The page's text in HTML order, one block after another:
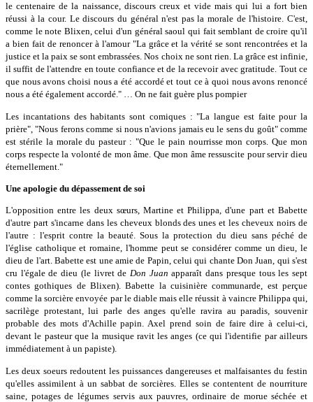
le centenaire de la naissance, discours creux et vide mais qui lui a fort bien
réussi à la cour. Le discours du général n'est pas la morale de l'histoire. C'est,
comme le note Blixen, celui d'un général saoul qui fait semblant de croire qu'il
a bien fait de renoncer à l'amour "La grâce et la vérité se sont rencontrées et la
justice et la paix se sont embrassées. Nos choix ne sont rien. La grâce est infinie,
il suffit de l'attendre en toute confiance et de la recevoir avec gratitude. Tout ce
que nous avons choisi nous a été accordé et tout ce à quoi nous avons renoncé
nous a été également accordé." … On ne fait guère plus pompier
Les incantations des habitants sont comiques : "La langue est faite pour la
prière", "Nous ferons comme si nous n'avions jamais eu le sens du goût" comme
est stérile la morale du pasteur : "Que le pain nourrisse mon corps. Que mon
corps respecte la volonté de mon âme. Que mon âme ressuscite pour servir dieu
éternellement."
Une apologie du dépassement de soi
L'opposition entre les deux sœurs, Martine et Philippa, d'une part et Babette
d'autre part s'incarne dans les cheveux blonds des unes et les cheveux noirs de
l'autre : l'esprit contre la beauté. Sous la protection du dieu sans péché de
l'église catholique et romaine, l'homme peut se considérer comme un dieu, le
dieu de l'art. Babette est une amie de Papin, celui qui chante Don Juan, qui s'est
cru l'égale de dieu (le livret de Don Juan apparaît dans presque tous les sept
contes gothiques de Blixen). Babette la cuisinière communarde, est perçue
comme la sorcière envoyée par le diable mais elle réussit à vaincre Philippa qui,
sacrilège protestant, lui parle des anges qu'elle ravira au paradis, souvenir
probable des mots d'Achille papin. Axel prend soin de faire dire à celui-ci,
devant le pasteur que la musique ravit les anges (ce qui l'identifie par ailleurs
immédiatement à un papiste).
Les deux soeurs redoutent les puissances dangereuses et malfaisantes du festin
qu'elles assimilent à un sabbat de sorcières. Elles se contentent de nourriture
saine, potages de légumes servis aux pauvres, ordinaire de morue séchée et